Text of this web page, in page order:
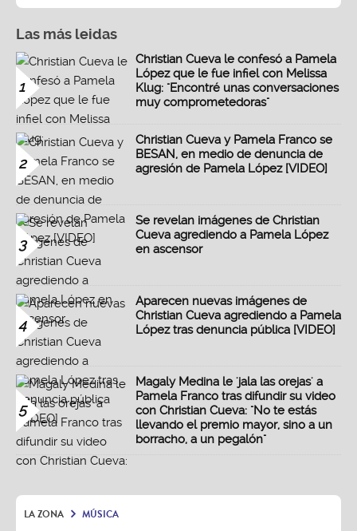
Las más leidas
1
Christian Cueva le confesó a Pamela
López que le fue infiel con Melissa
Klug: "Encontré unas conversaciones
muy comprometedoras"
2
Christian Cueva y Pamela Franco se
BESAN, en medio de denuncia de
agresión de Pamela López [VIDEO]
3
Se revelan imágenes de Christian
Cueva agrediendo a Pamela López
en ascensor
4
Aparecen nuevas imágenes de
Christian Cueva agrediendo a Pamela
López tras denuncia pública [VIDEO]
5
Magaly Medina le 'jala las orejas' a
Pamela Franco tras difundir su video
con Christian Cueva: "No te estás
llevando el premio mayor, sino a un
borracho, a un pegalón"
LA ZONA MÚSICA